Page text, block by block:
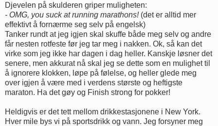
Djevelen på skulderen griper muligheten:
- OMG, you suck at running marathons!(det er alltid mer
effektivt å fornærme seg selv på engelsk)
Tanker rundt at jeg igjen skal skuffe både meg selv og andre
får nesten rotfeste før jeg tar meg i nakken. Ok, så kan det
virke som jeg ikke har dagen i dag heller. Kanskje løsner det
senere, men akkurat nå skal jeg se dette som en mulighet til
å ignorere klokken, løpe på følelse, og heller glede meg
over igjen å være med i verdens største og heftigste
maraton. Ha det gøy og Finish strong for pokker!
Heldigvis er det tett mellom drikkestasjonene i New York.
Hver mile bys vi på sportsdrikk og vann. Jeg forsyner meg